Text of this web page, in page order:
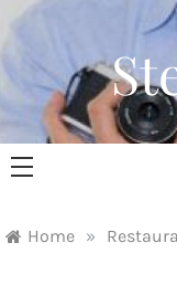
Skip
content
Home »